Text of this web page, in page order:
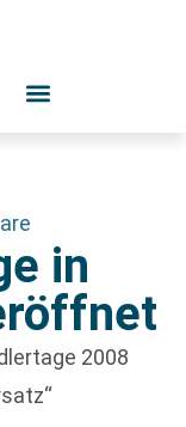
in
2008